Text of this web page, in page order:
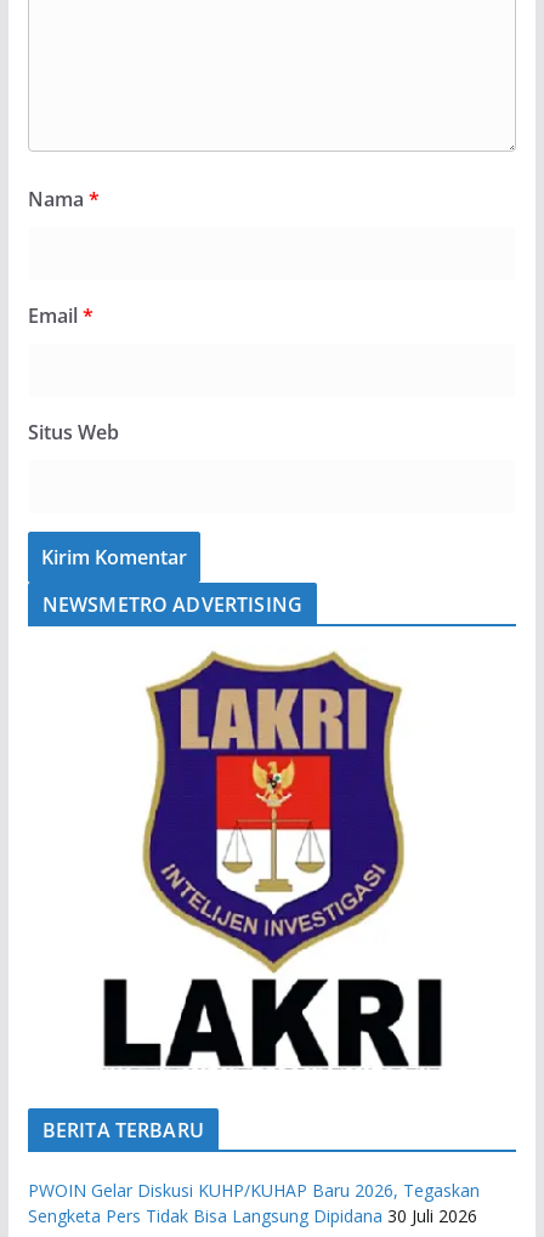
Nama *
Email*
Situs Web
NEWSMETRO ADVERTISING
BERITA TERBARU
PWOIN Gelar Diskusi KUHP/KUHAP Baru 2026, Tegaskan
Sengketa Pers Tidak Bisa Langsung Dipidana 30 Juli 2026